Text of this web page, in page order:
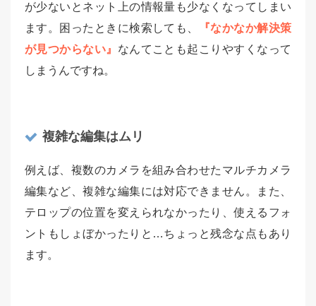
が少ないとネット上の情報量も少なくなってしまい
ます。困ったときに検索しても、
『なかなか解決策
が見つからない』 なんてことも起こりやすくなって
しまうんですね。
複雑な編集はムリ
例えば、複数のカメラを組み合わせたマルチカメラ
編集など、複雑な編集には対応できません。また、
テロップの位置を変えられなかったり、使えるフォ
ントもしょぼかったりと…ちょっと残念な点もあり
ます。